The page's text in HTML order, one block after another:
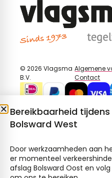
© 2026 Vlagsma
B.V.
Algemene
Contact
Bereikbaarheid
Bolsward West
Door werkzaamheden aan
er momenteel
afslag Bolsward Oost en